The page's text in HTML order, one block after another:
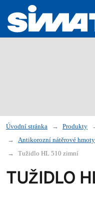
Úvodní stránka Produkty
Antikorozní nátěrové
Tužidlo HL 510 zimní
TUŽIDLO